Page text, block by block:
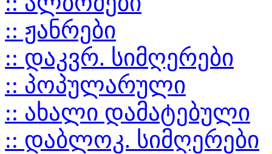
:: ჟანრები
:: დაკვრ. სიმღერები
:: პოპულარული
:: ახალი დამატებული
:: დაბლოკ. სიმღერები